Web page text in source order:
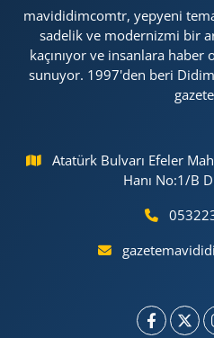
mavididimcomtr, yepyeni
sadelik ve modernizmi bir
kaçınıyor ve insanlara
sunuyor. 1997'den beri Didim
Atatürk Bulvarı Efeler
Hanı No:1/B